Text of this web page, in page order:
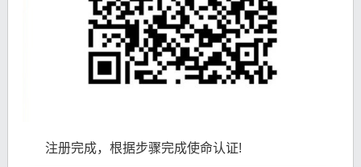
注册完成，根据步骤完成使命认证!